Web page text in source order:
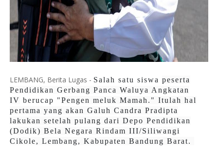
LEMBANG, Berita Lugas - Salah satu siswa peserta
Pendidikan Gerbang Panca Waluya Angkatan
IV berucap "Pengen meluk Mamah." Itulah hal
pertama yang akan Galuh Candra Pradipta
lakukan setelah pulang dari Depo Pendidikan
(Dodik) Bela Negara Rindam III/Siliwangi
Cikole, Lembang, Kabupaten Bandung Barat.